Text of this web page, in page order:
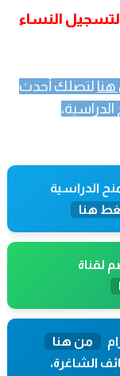
لتسجيل النساء
لتصلك أحدث
الدراسية،
الدراسية
هنا
لقناة
من هنا
الشاغرة،